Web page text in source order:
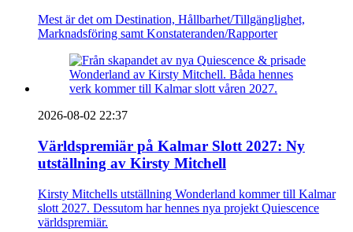
Mest är det om Destination, Hållbarhet/Tillgänglighet,
Marknadsföring samt Konstateranden/Rapporter
2026-08-02 22:37
Världspremiär på Kalmar Slott 2027: Ny
utställning av Kirsty Mitchell
Kirsty Mitchells utställning Wonderland kommer till Kalmar
slott 2027. Dessutom har hennes nya projekt Quiescence
världspremiär.